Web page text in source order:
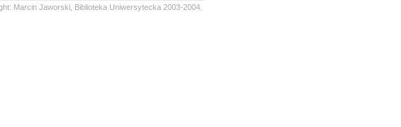
Marcin Jaworski, Biblioteka Uniwersytecka 2003-2004.